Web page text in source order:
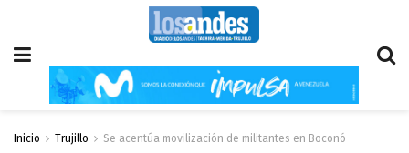
Inicio Trujillo Se acentúa movilización de militantes en Boconó